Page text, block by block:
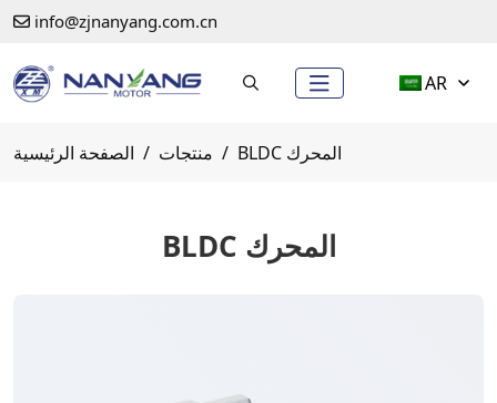
info@zjnanyang.com.cn
AR
الصفحة الرئيسية منتجات BLDC المحرك
BLDC المحرك